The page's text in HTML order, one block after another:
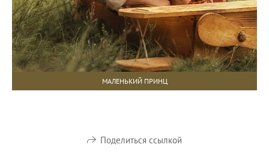
МАЛЕНЬКИЙ ПРИНЦ
Поделиться ссылкой